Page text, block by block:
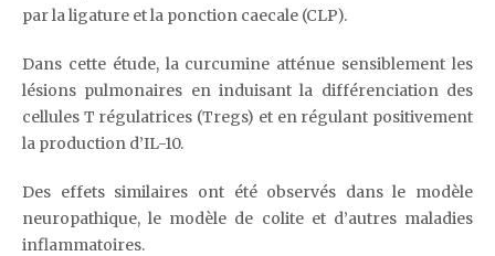
par la ligature et la ponction caecale (CLP).
Dans cette étude, la curcumine atténue sensiblement les
lésions pulmonaires en induisant la différenciation des
cellules T régulatrices (Tregs) et en régulant positivement
la production d’IL-10.
Des effets similaires ont été observés dans le modèle
neuropathique, le modèle de colite et d’autres maladies
inflammatoires.